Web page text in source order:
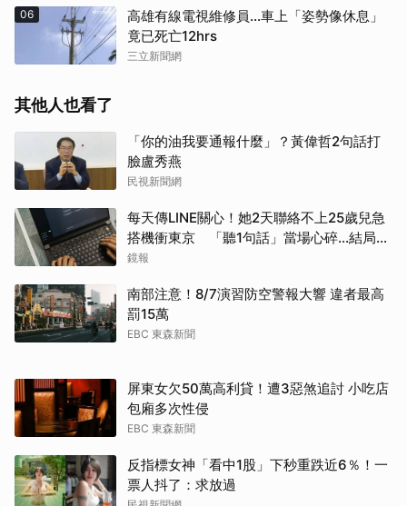
06
高雄有線電視維修員…車上「姿勢像休息」
竟已死亡12hrs
三立新聞網
其他人也看了
「你的油我要通報什麼」？黃偉哲2句話打
臉盧秀燕
民視新聞網
每天傳LINE關心！她2天聯絡不上25歲兒急
搭機衝東京 「聽1句話」當場心碎...結局看
哭網
鏡報
南部注意！8/7演習防空警報大響 違者最高
罰15萬
EBC 東森新聞
屏東女欠50萬高利貸！遭3惡煞追討 小吃店
包廂多次性侵
EBC 東森新聞
反指標女神「看中1股」下秒重跌近6％！一
票人抖了：求放過